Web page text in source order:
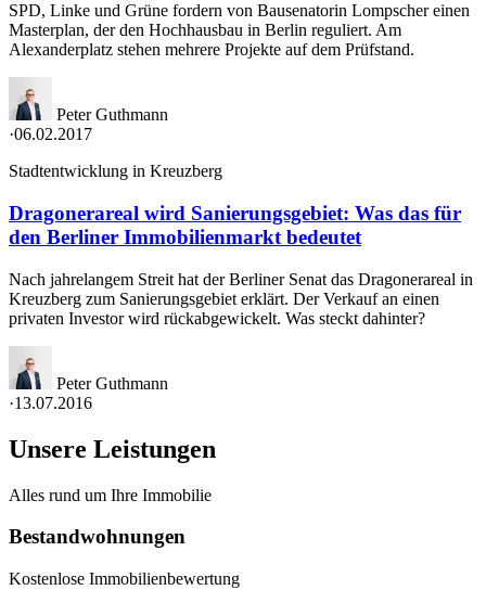
SPD, Linke und Grüne fordern von Bausenatorin Lompscher einen
Masterplan, der den Hochhausbau in Berlin reguliert. Am
Alexanderplatz stehen mehrere Projekte auf dem Prüfstand.
Peter Guthmann
·06.02.2017
Stadtentwicklung in Kreuzberg
Dragonerareal wird Sanierungsgebiet: Was das für
den Berliner Immobilienmarkt bedeutet
Nach jahrelangem Streit hat der Berliner Senat das Dragonerareal in
Kreuzberg zum Sanierungsgebiet erklärt. Der Verkauf an einen
privaten Investor wird rückabgewickelt. Was steckt dahinter?
Peter Guthmann
·13.07.2016
Unsere Leistungen
Alles rund um Ihre Immobilie
Bestandwohnungen
Kostenlose Immobilienbewertung